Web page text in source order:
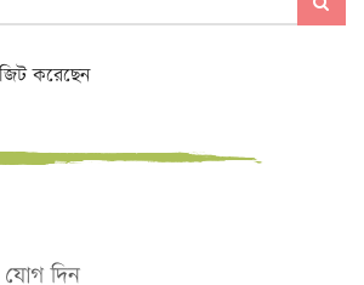
করেছেন
যোগ দিন